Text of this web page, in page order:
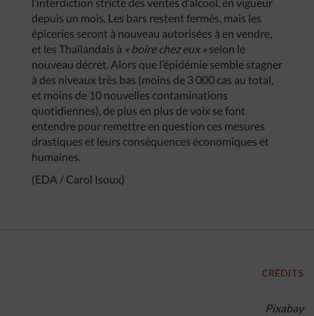
depuis un mois. Les bars restent fermés, mais les
épiceries seront à nouveau autorisées à en vendre,
et les Thaïlandais à « boire chez eux » selon le
nouveau décret. Alors que l’épidémie semble stagner
à des niveaux très bas (moins de 3 000 cas au total,
et moins de 10 nouvelles contaminations
quotidiennes), de plus en plus de voix se font
entendre pour remettre en question ces mesures
drastiques et leurs conséquences économiques et
humaines.
(EDA / Carol Isoux)
CRÉDITS
Pixabay